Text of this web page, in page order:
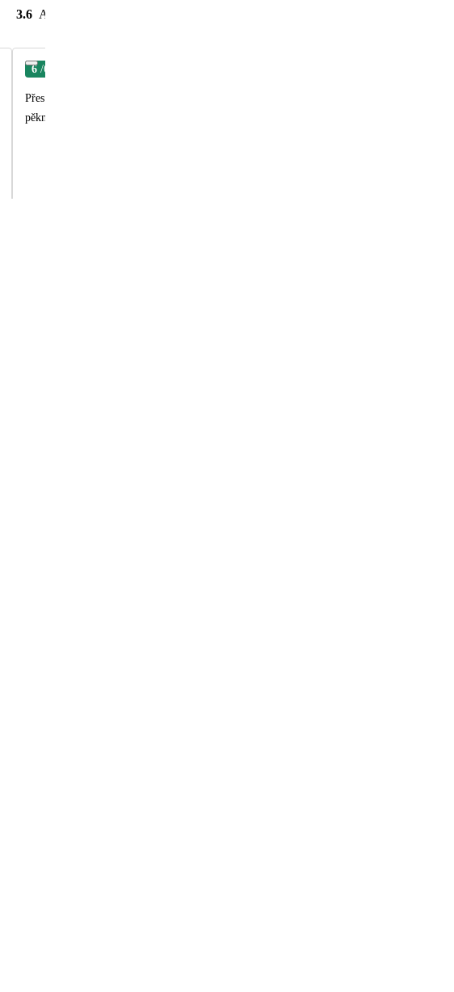
3.6 Atrakcie v okolí
6 /6
Přes žádné očekávání jsme byly velice mile překvapené. Vzhledem k lastminutove ceně
pěkný hotel, pestrý výběr jídla a nápojů, vzdálenost cca 15 minut na pláž příjemnou